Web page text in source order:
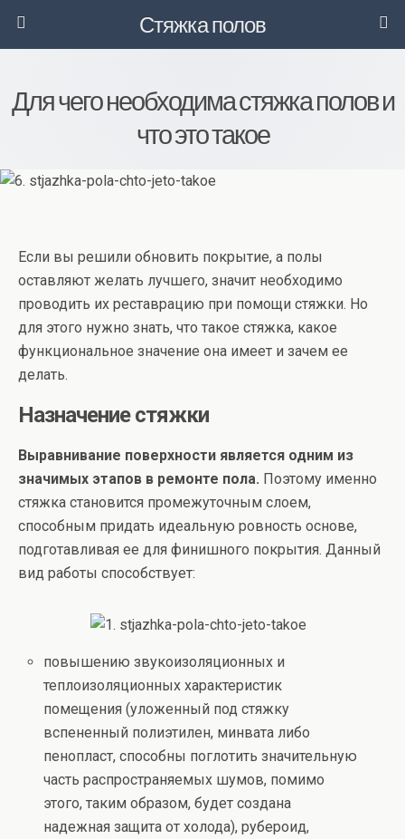
Стяжка полов
Для чего необходима стяжка полов и
что это такое
Если вы решили обновить покрытие, а полы
оставляют желать лучшего, значит необходимо
проводить их реставрацию при помощи стяжки. Но
для этого нужно знать, что такое стяжка, какое
функциональное значение она имеет и зачем ее
делать.
Назначение стяжки
Выравнивание поверхности является одним из
значимых этапов в ремонте пола. Поэтому именно
стяжка становится промежуточным слоем,
способным придать идеальную ровность основе,
подготавливая ее для финишного покрытия. Данный
вид работы способствует:
повышению звукоизоляционных и
теплоизоляционных характеристик
помещения (уложенный под стяжку
вспененный полиэтилен, минвата либо
пенопласт, способны поглотить значительную
часть распространяемых шумов, помимо
этого, таким образом, будет создана
надежная защита от холода), рубероид,